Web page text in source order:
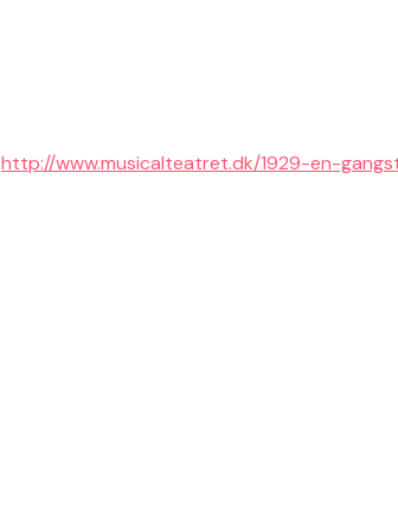
http://www.musicalteatret.dk/1929-en-